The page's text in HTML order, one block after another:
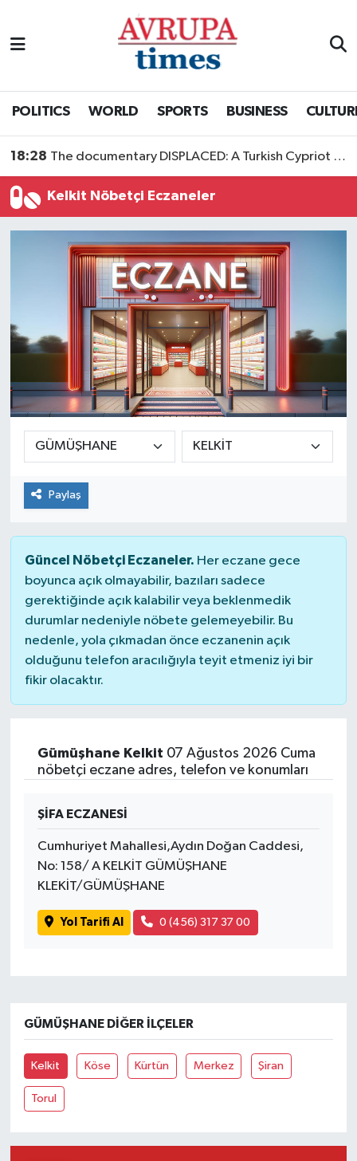
POLITICS WORLD SPORTS BUSINESS
18:28 The documentary DISPLACED: A Turkish Cypriot Story is now available to watch
Kelkit Nöbetçi Eczaneler
Paylaş
Güncel Nöbetçi Eczaneler. Her eczane gece
boyunca açık olmayabilir, bazıları sadece
gerektiğinde açık kalabilir veya beklenmedik
durumlar nedeniyle nöbete gelemeyebilir. Bu
nedenle, yola çıkmadan önce eczanenin açık
olduğunu telefon aracılığıyla teyit etmeniz iyi bir
fikir olacaktır.
Gümüşhane Kelkit 07 Ağustos 2026 Cuma
nöbetçi eczane adres, telefon ve konumları
ŞİFA ECZANESİ
Cumhuriyet Mahallesi,Aydın Doğan Caddesi,
No: 158/ A KELKİT GÜMÜŞHANE
KLEKİT/GÜMÜŞHANE
Yol Tarifi Al 0 (456) 317 37 00
GÜMÜŞHANE DIĞER İLÇELER
Kelkit Köse Kürtün Merkez Şiran
Torul
Nöbetçi Eczaneler
Tüm Manşetler
Son Dakika Haberleri
Haber Arşivi